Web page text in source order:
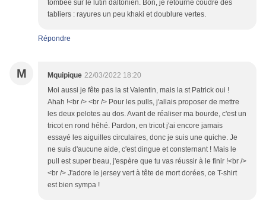
tombée sur le lutin daltonien. Bon, je retourne coudre des
tabliers : rayures un peu khaki et doublure vertes.
Répondre
M Mquipique 22/03/2022 18:20
Moi aussi je fête pas la st Valentin, mais la st Patrick oui !
Ahah !<br /> <br /> Pour les pulls, j'allais proposer de mettre
les deux pelotes au dos. Avant de réaliser ma bourde, c'est un
tricot en rond héhé. Pardon, en tricot j'ai encore jamais
essayé les aiguilles circulaires, donc je suis une quiche. Je
ne suis d'aucune aide, c'est dingue et consternant ! Mais le
pull est super beau, j'espère que tu vas réussir à le finir !<br />
<br /> J'adore le jersey vert à tête de mort dorées, ce T-shirt
est bien sympa !